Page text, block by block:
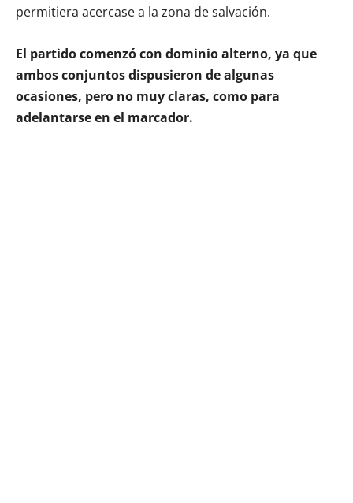
permitiera acercase a la zona de salvación.
El partido comenzó con dominio alterno, ya que
ambos conjuntos dispusieron de algunas
ocasiones, pero no muy claras, como para
adelantarse en el marcador.